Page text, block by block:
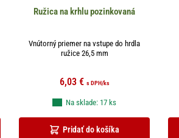
Ružica na krhlu pozinkovaná
Vnútorný priemer na vstupe do hrdla
ružice 26,5 mm
6,03 € s DPH/ks
Pridať do košíka
Na sklade: 17 ks